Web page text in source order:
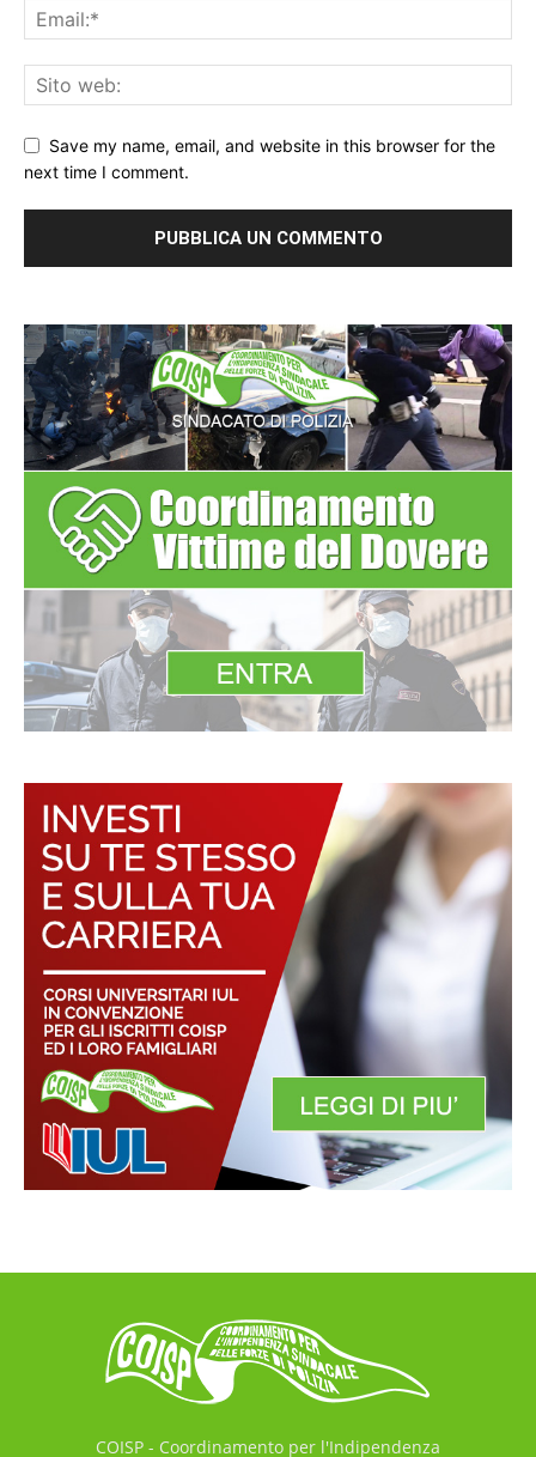
Save my name, email, and website in this browser for the
next time I comment.
COISP - Coordinamento per l'Indipendenza